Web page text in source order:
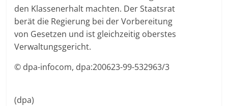
den Klassenerhalt machten. Der Staatsrat
berät die Regierung bei der Vorbereitung
von Gesetzen und ist gleichzeitig oberstes
Verwaltungsgericht.
© dpa-infocom, dpa:200623-99-532963/3
(dpa)